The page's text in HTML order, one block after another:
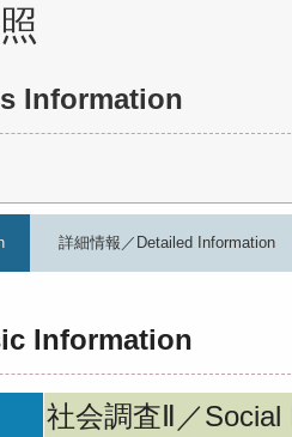
Information
詳細情報／Detailed Information
Information
社会調査Ⅱ／Social